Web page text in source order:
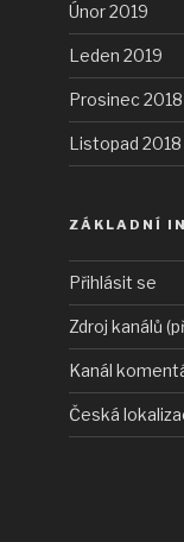
Únor 2019
Leden 2019
Prosinec 2018
Listopad 2018
ZÁKLADNÍ
Přihlásit se
Zdroj kanálů
Kanál
Česká